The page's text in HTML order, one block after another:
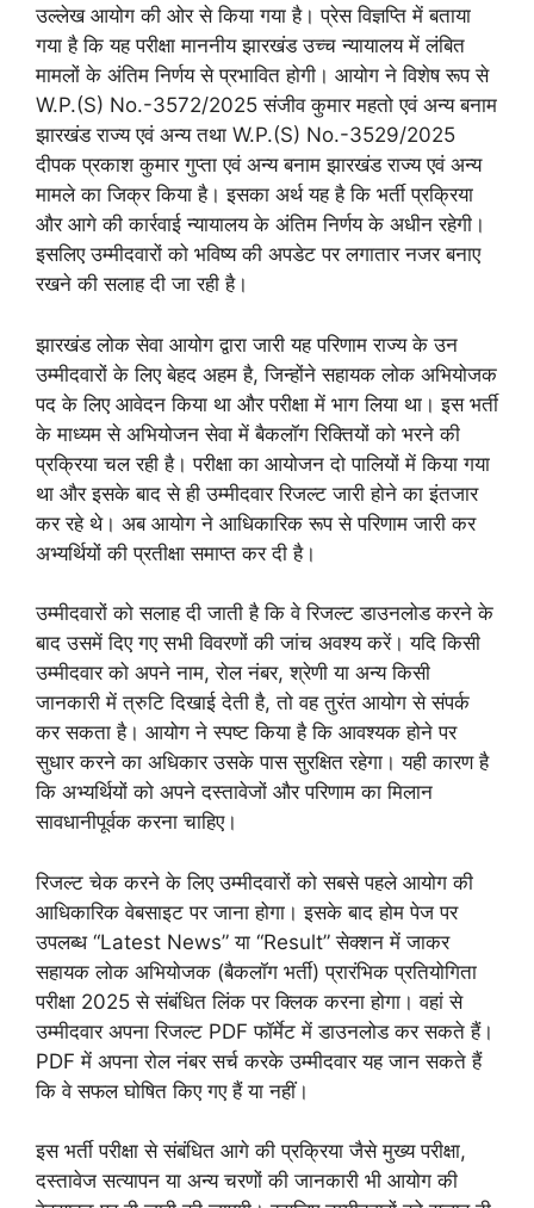
उल्लेख आयोग की ओर से किया गया है। प्रेस विज्ञप्ति में बताया
गया है कि यह परीक्षा माननीय झारखंड उच्च न्यायालय में लंबित
मामलों के अंतिम निर्णय से प्रभावित होगी। आयोग ने विशेष रूप से
W.P.(S) No.-3572/2025 संजीव कुमार महतो एवं अन्य बनाम
झारखंड राज्य एवं अन्य तथा W.P.(S) No.-3529/2025
दीपक प्रकाश कुमार गुप्ता एवं अन्य बनाम झारखंड राज्य एवं अन्य
मामले का जिक्र किया है। इसका अर्थ यह है कि भर्ती प्रक्रिया
और आगे की कार्रवाई न्यायालय के अंतिम निर्णय के अधीन रहेगी।
इसलिए उम्मीदवारों को भविष्य की अपडेट पर लगातार नजर बनाए
रखने की सलाह दी जा रही है।
झारखंड लोक सेवा आयोग द्वारा जारी यह परिणाम राज्य के उन
उम्मीदवारों के लिए बेहद अहम है, जिन्होंने सहायक लोक अभियोजक
पद के लिए आवेदन किया था और परीक्षा में भाग लिया था। इस भर्ती
के माध्यम से अभियोजन सेवा में बैकलॉग रिक्तियों को भरने की
प्रक्रिया चल रही है। परीक्षा का आयोजन दो पालियों में किया गया
था और इसके बाद से ही उम्मीदवार रिजल्ट जारी होने का इंतजार
कर रहे थे। अब आयोग ने आधिकारिक रूप से परिणाम जारी कर
अभ्यर्थियों की प्रतीक्षा समाप्त कर दी है।
उम्मीदवारों को सलाह दी जाती है कि वे रिजल्ट डाउनलोड करने के
बाद उसमें दिए गए सभी विवरणों की जांच अवश्य करें। यदि किसी
उम्मीदवार को अपने नाम, रोल नंबर, श्रेणी या अन्य किसी
जानकारी में त्रुटि दिखाई देती है, तो वह तुरंत आयोग से संपर्क
कर सकता है। आयोग ने स्पष्ट किया है कि आवश्यक होने पर
सुधार करने का अधिकार उसके पास सुरक्षित रहेगा। यही कारण है
कि अभ्यर्थियों को अपने दस्तावेजों और परिणाम का मिलान
सावधानीपूर्वक करना चाहिए।
रिजल्ट चेक करने के लिए उम्मीदवारों को सबसे पहले आयोग की
आधिकारिक वेबसाइट पर जाना होगा। इसके बाद होम पेज पर
उपलब्ध “Latest News” या “Result” सेक्शन में जाकर
सहायक लोक अभियोजक (बैकलॉग भर्ती) प्रारंभिक प्रतियोगिता
परीक्षा 2025 से संबंधित लिंक पर क्लिक करना होगा। वहां से
उम्मीदवार अपना रिजल्ट PDF फॉर्मेट में डाउनलोड कर सकते हैं।
PDF में अपना रोल नंबर सर्च करके उम्मीदवार यह जान सकते हैं
कि वे सफल घोषित किए गए हैं या नहीं।
इस भर्ती परीक्षा से संबंधित आगे की प्रक्रिया जैसे मुख्य परीक्षा,
दस्तावेज सत्यापन या अन्य चरणों की जानकारी भी आयोग की